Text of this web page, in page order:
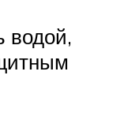
водой,